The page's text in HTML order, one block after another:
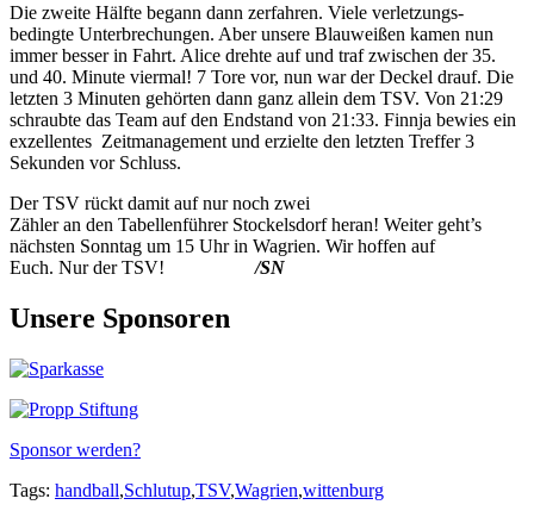
Die zweite Hälfte begann dann zerfahren. Viele verletzungs-
bedingte Unterbrechungen. Aber unsere Blauweißen kamen nun
immer besser in Fahrt. Alice drehte auf und traf zwischen der 35.
und 40. Minute viermal! 7 Tore vor, nun war der Deckel drauf. Die
letzten 3 Minuten gehörten dann ganz allein dem TSV. Von 21:29
schraubte das Team auf den Endstand von 21:33. Finnja bewies ein
exzellentes Zeitmanagement und erzielte den letzten Treffer 3
Sekunden vor Schluss.
Der TSV rückt damit auf nur noch zwei
Zähler an den Tabellenführer Stockelsdorf heran! Weiter geht’s
nächsten Sonntag um 15 Uhr in Wagrien. Wir hoffen auf
Euch. Nur der TSV!/SN
Unsere Sponsoren
Sponsor werden?
Tags: handball,Schlutup,TSV,Wagrien,wittenburg